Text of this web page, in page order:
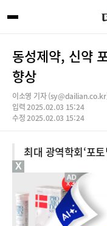
동성제약, 신약
향상
이소영 기자
입력 2025.02.03 15:24
수정 2025.02.03 15:24
최대 광역학회‘포
X